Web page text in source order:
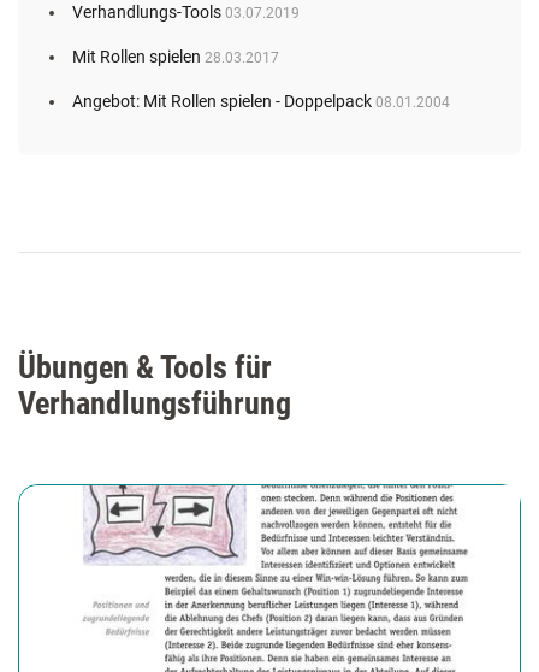
Verhandlungs-Tools 03.07.2019
Mit Rollen spielen 28.03.2017
Angebot: Mit Rollen spielen - Doppelpack 08.01.2004
Übungen & Tools für
Verhandlungsführung